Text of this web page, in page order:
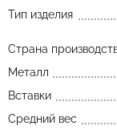
Тип изделия
Страна
Металл
Вставки
Средний вес